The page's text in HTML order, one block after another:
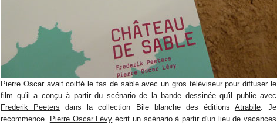
Pierre Oscar avait coiffé le tas de sable avec un gros téléviseur pour diffuser le
film qu'il a conçu à partir du scénario de la bande dessinée qu'il publie avec
Frederik Peeters dans la collection Bile blanche des éditions Atrabile. Je
recommence.
Pierre Oscar Lévy écrit un scénario à partir d'un lieu de vacances